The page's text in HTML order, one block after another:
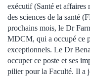
exécutif (Santé et affaires
des sciences de la santé
prochains mois, le Dr
MDCM, qui a occupé ce
exceptionnels. Le Dr
occuper ce poste et ses
pilier pour la Faculté. Il a